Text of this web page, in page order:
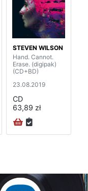
STEVEN WILSON
Hand. Cannot.
Erase. (digipak)
(CD+BD)
23.08.2019
CD
63,89 zł